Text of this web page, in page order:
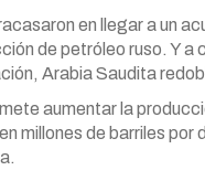
en llegar a un
de petróleo ruso. Y a
Arabia Saudita
aumentar la
millones de barriles por